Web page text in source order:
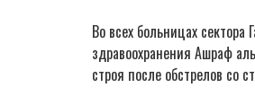
Во всех больницах сектора
здравоохранения Ашраф
строя после обстрелов со